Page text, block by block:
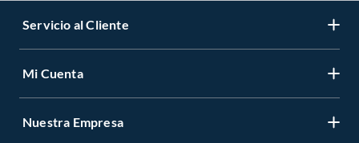
Servicio al Cliente
Mi Cuenta
Nuestra Empresa